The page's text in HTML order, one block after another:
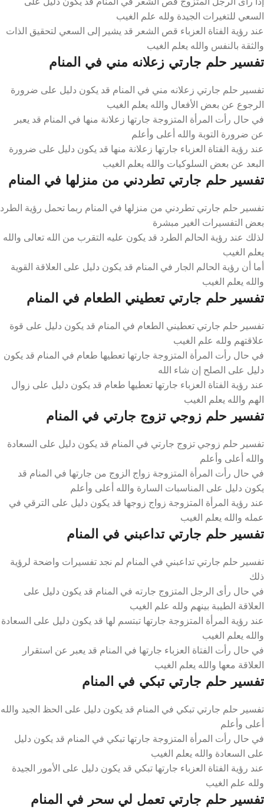
السعي للتغيرات الجيدة ولله علم الغيب
عند رؤية الفتاة العزباء قص الشعر قد يشير إلى السعي لتحقيق الذات
والثقة بالنفس والله يعلم الغيب
تفسير حلم جارتي زعلانه مني في المنام
تفسير حلم جارتي زعلانه مني في المنام قد يكون دليل على ضرورة
الرجوع عن بعض الأفعال والله يعلم الغيب
في حال رأت المرأة المتزوجة جارتها زعلانة منها في المنام قد يعبر
عن ضرورة التوبة والله أعلى وأعلم
عند رؤية الفتاة العزباء جارتها زعلانة منها قد يكون دليل على ضرورة
البعد عن بعض السلوكيات والله يعلم الغيب
تفسير حلم جارتي تطردني من منزلها في المنام
تفسير حلم جارتي تطردني من منزلها في المنام ربما تحمل رؤية الطرد
بعض التفسيرات الغير مبشرة
لذلك عند رؤية الحالم الطرد قد يكون عليه التقرب من الله تعالى والله
يعلم الغيب
أما أن رؤية الحالم الجار في المنام قد يكون دليل على العلاقة القوية
والله يعلم الغيب
تفسير حلم جارتي تعطيني الطعام في المنام
تفسير حلم جارتي تعطيني الطعام في المنام قد يكون دليل على قوة
علاقتهم ولله علم الغيب
في حال رأت المرأة المتزوجة جارتها تعطيها طعام في المنام قد يكون
دليل على الصلح إن شاء الله
عند رؤية الفتاة العزباء جارتها تعطيها طعام قد يكون دليل على زوال
الهم والله يعلم الغيب
تفسير حلم زوجي تزوج جارتي في المنام
تفسير حلم زوجي تزوج جارتي في المنام قد يكون دليل على السعادة
والله أعلى وأعلم
في حال رأت المرأة المتزوجة زواج الزوج من جارتها في المنام قد
يكون دليل على المناسبات السارة والله أعلى وأعلم
عند رؤية المرأة المتزوجة زواج زوجها قد يكون دليل على الترقي في
عمله والله يعلم الغيب
تفسير حلم جارتي تداعبني في المنام
تفسير حلم جارتي تداعبني في المنام لم نجد تفسيرات واضحة لرؤية
ذلك
في حال رأى الرجل المتزوج جارته في المنام قد يكون دليل على
العلاقة الطيبة بينهم ولله علم الغيب
عند رؤية المرأة المتزوجة جارتها تبتسم لها قد يكون دليل على السعادة
والله يعلم الغيب
في حال رأت الفتاة العزباء جارتها في المنام قد يعبر عن استقرار
العلاقة معها والله يعلم الغيب
تفسير حلم جارتي تبكي في المنام
تفسير حلم جارتي تبكي في المنام قد يكون دليل على الحظ الجيد والله
أعلى وأعلم
في حال رأت المرأة المتزوجة جارتها تبكي في المنام قد يكون دليل
على السعادة والله يعلم الغيب
عند رؤية الفتاة العزباء جارتها تبكي قد يكون دليل على الأمور الجيدة
ولله علم الغيب
تفسير حلم جارتي تعمل لي سحر في المنام